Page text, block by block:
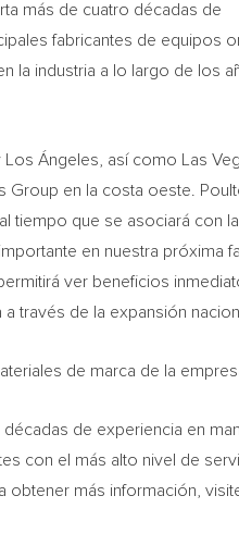
más de cuatro décadas de
fabricantes de equipos
la industria a lo largo de los
Los Ángeles, así como
Las
Group en la costa oeste.
tiempo que se asociará con
en nuestra próxima
ver beneficios
través de la expansión
de marca de la
de experiencia en
con el más alto nivel de
obtener más información,